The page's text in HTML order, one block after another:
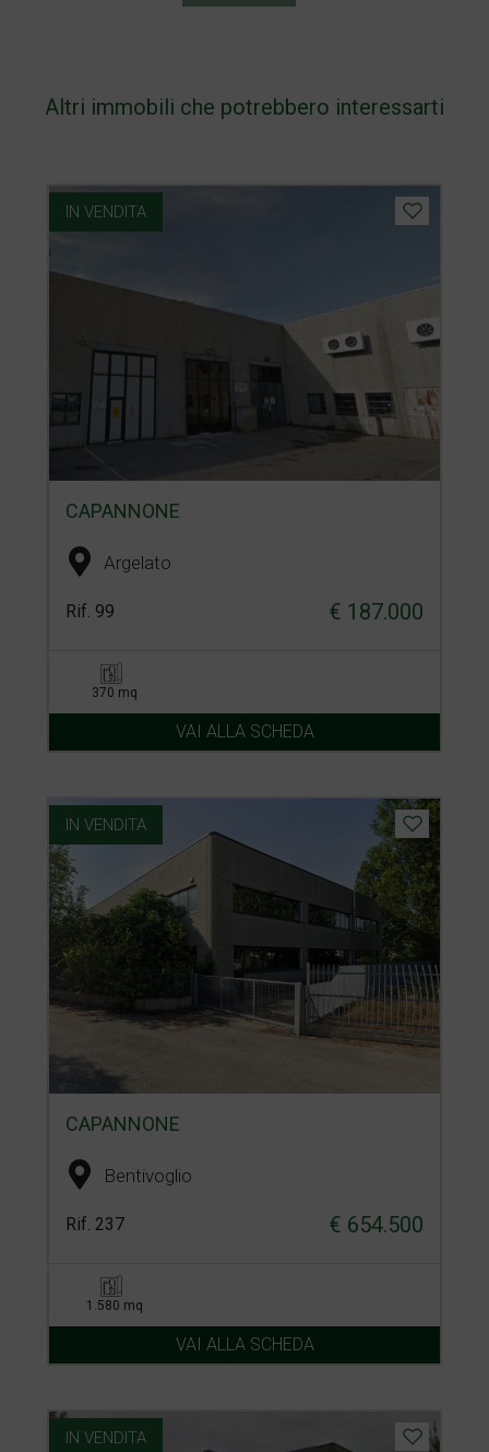
Altri immobili che potrebbero interessarti
IN VENDITA
CAPANNONE
Argelato
Rif. 99 € 187.000
370 mq
VAI ALLA SCHEDA
IN VENDITA
CAPANNONE
Bentivoglio
Rif. 237 € 654.500
1.580 mq
VAI ALLA SCHEDA
IN VENDITA